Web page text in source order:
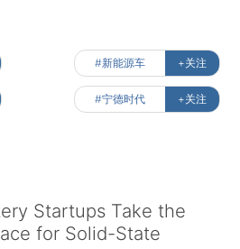
#新能源车 +关注
#宁德时代 +关注
Startups Take the
for Solid-State